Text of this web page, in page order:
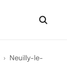
› Neuilly-le-